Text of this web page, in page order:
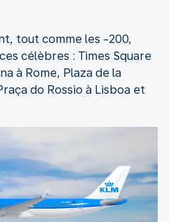
tout comme les -200,
célèbres : Times Square
à Rome, Plaza de la
do Rossio à Lisboa et